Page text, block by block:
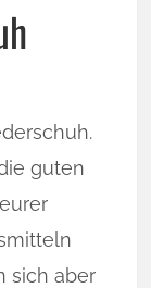
guten
sich aber